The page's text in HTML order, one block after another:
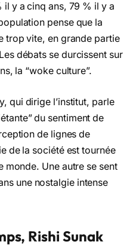
il y a cinq ans, 79 % il y a
pense que la
trop vite, en grande partie
débats se durcissent sur
la “woke culture”.
qui dirige l’institut, parle
du sentiment de
de lignes de
de la société est tournée
monde. Une autre se sent
une nostalgie intense
Rishi Sunak